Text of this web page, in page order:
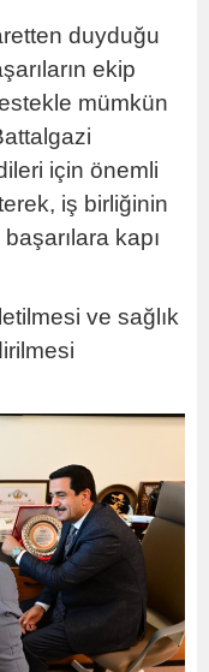
duyduğu
ekip
mümkün
için önemli
iş birliğinin
kapı
ve sağlık